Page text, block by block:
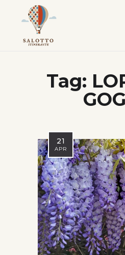
Tag:
21
APR